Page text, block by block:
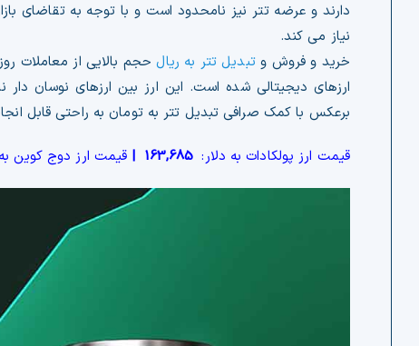
دارند و عرضه تتر نیز نامحدود است و با توجه به تقاضای
نیاز می کند.
خرید و فروش وتبدیل تتر به ریالحجم بالایی از معاملات
ارزهای دیجیتالی شده است. این ارز بین ارزهای نوسان
برعکس با کمک صرافی تبدیل تتر به تومان به راحتی قابل
قیمت ارز پولکادات به دلار: 163,685
| قیمت ارز دوج کوین